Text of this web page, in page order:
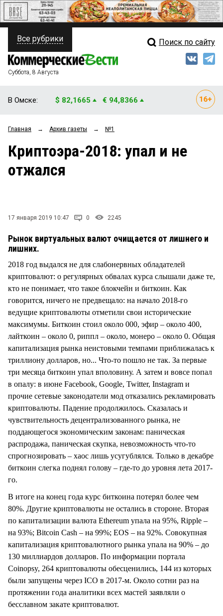
ПОЛИТИКА
ФИНАНСЫ
ОБЩЕСТВО
ЗАКОН
СТИЛЬ ЖИЗНИ
Свежий выпуск
Рейтинги
Все рубрики Поиск по сайту
Суббота, 8 Августа
В Омске: $ 82,1665 € 94,8366
Главная → Архив газеты → №1
Криптоэра-2018: упал и не
отжался
17 января 2019 10:47 0 2245
Рынок виртуальных валют очищается от лишнего и
лишних.
2018 год выдался не для слабонервных обладателей
криптовалют: о регулярных обвалах курса слышали даже те,
кто не понимает, что такое блокчейн и биткоин. Как
говорится, ничего не предвещало: на начало 2018-го
ведущие криптовалюты отметили свои исторические
максимумы. Биткоин стоил около 000, эфир – около 400,
лайткоин – около 0, риппл – около, монеро – около 0. Общая
капитализация рынка неистовыми темпами приближалась к
триллиону долларов, но... Что-то пошло не так. За первые
три месяца биткоин упал вполовину. А затем и вовсе попал
в опалу: в июне Facebook, Google, Twitter, Instagram и
прочие сетевые законодатели мод отказались рекламировать
криптовалюты. Падение продолжилось. Сказалась и
чувствительность децентрализованного рынка, не
поддающегося экономическим законам: паническая
распродажа, паническая скупка, невозможность что-то
спрогнозировать – хаос лишь усугублялся. Только в декабре
биткоин слегка поднял голову – где-то до уровня лета 2017-
го.
В итоге на конец года курс биткоина потерял более чем
80%. Другие криптовалюты не остались в стороне. Вторая
по капитализации валюта Ethereum упала на 95%, Ripple –
на 93%; Bitcoin Cash – на 99%; EOS – на 92%. Совокупная
капитализация криптовалютного рынка упала на 90% – до
130 миллиардов долларов. По информации портала
Coinopsy, 264 криптовалюты обесценились, 144 из которых
были запущены через ICO в 2017-м. Около сотни раз на
протяжении года аналитики всех мастей заявляли о
бесславном закате криптовалют.